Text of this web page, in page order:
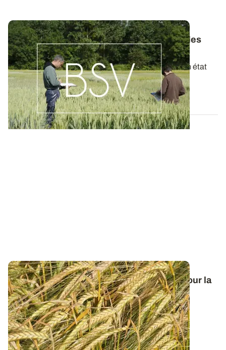
Bulletins de Santé du Végétal - Consultez les
derniers BSV de votre région
Ces bulletins, publiés chaque semaine, dressent un état
des lieux exhaustif des cultures...
19 MAI 2026
Orge de printemps : nos préconisations pour la
campagne 2026
Retrouvez tous les résultats d’essais de la dernière
campagne et nos préconisations pour...
13 FÉVR. 2026